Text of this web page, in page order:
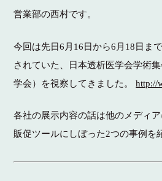
営業部の西村です。
今回は先日6月16日から6月18日ま
されていた、日本透析医学会学術
学会）を視察してきました。http://
各社の展示内容の話は他のメディ
販促ツールにしぼった2つの事例を